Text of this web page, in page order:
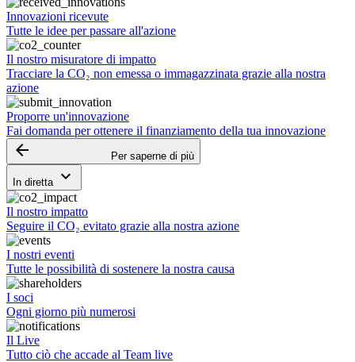
Innovazioni ricevute
Tutte le idee per passare all'azione
Il nostro misuratore di impatto
Tracciare la CO₂ non emessa o immagazzinata grazie alla nostra
azione
Proporre un'innovazione
Fai domanda per ottenere il finanziamento della tua innovazione
arrow_backward Per saperne di più
In diretta keyboard_arrow_down
Il nostro impatto
Seguire il CO₂ evitato grazie alla nostra azione
I nostri eventi
Tutte le possibilità di sostenere la nostra causa
I soci
Ogni giorno più numerosi
Il Live
Tutto ciò che accade al Team live